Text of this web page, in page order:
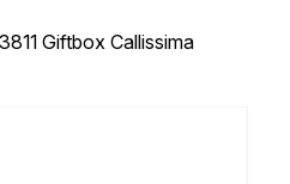
Giftbox Callissima